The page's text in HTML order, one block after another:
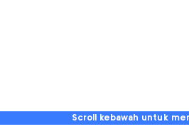
Scroll kebawah untuk